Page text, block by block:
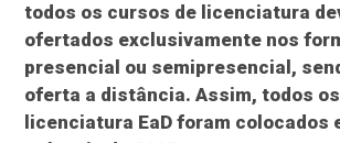
todos os cursos de licenciatura
ofertados exclusivamente nos
presencial ou semipresencial,
oferta a distância. Assim, todos
licenciatura EaD foram colocados